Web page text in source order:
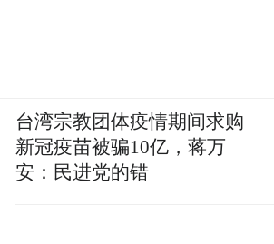
台湾宗教团体疫情期间求购
新冠疫苗被骗10亿，蒋万
安：民进党的错